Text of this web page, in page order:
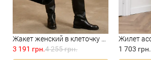
Жакет женский в клеточку чер...
3 191 грн.4 255 грн. 1 703 грн.